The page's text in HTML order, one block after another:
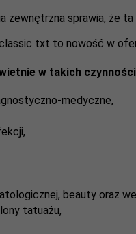
zewnętrzna sprawia, że
txt to nowość w
w takich
medyczne,
beauty oraz
tatuażu,